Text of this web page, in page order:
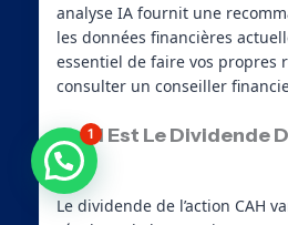
analyse IA fournit une
les données financières
essentiel de faire vos propres
consulter un conseiller
Quel Est Le Dividende
?
Le dividende de l’action CAH
1